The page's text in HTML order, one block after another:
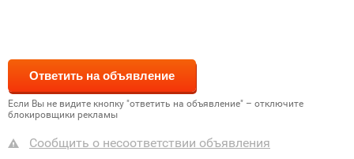
Если Вы не видите кнопку "ответить на объявление" – отключите
блокировщики рекламы
Сообщить о несоответствии объявления